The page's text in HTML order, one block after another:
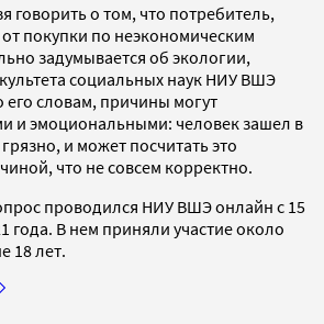
говорить о том, что потребитель,
покупки по неэкономическим
задумывается об экологии,
социальных наук НИУ ВШЭ
словам, причины могут
и эмоциональными: человек зашел в
и может посчитать это
что не совсем корректно.
проводился НИУ ВШЭ онлайн с 15
года. В нем приняли участие около
18 лет.